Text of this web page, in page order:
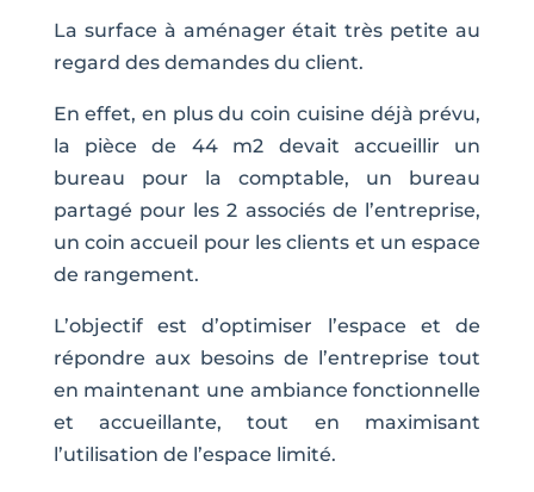
La surface à aménager était très petite au
regard des demandes du client.
En effet, en plus du coin cuisine déjà prévu,
la pièce de 44 m2 devait accueillir un
bureau pour la comptable, un bureau
partagé pour les 2 associés de l’entreprise,
un coin accueil pour les clients et un espace
de rangement.
L’objectif est d’optimiser l’espace et de
répondre aux besoins de l’entreprise tout
en maintenant une ambiance fonctionnelle
et accueillante, tout en maximisant
l’utilisation de l’espace limité.